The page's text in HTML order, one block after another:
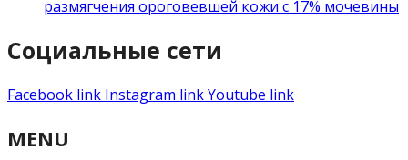
размягчения ороговевшей кожи с 17% мочевины
Социальные сети
Facebook link Instagram linkYoutube link
MENU